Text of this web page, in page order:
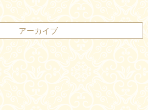
アーカイブ